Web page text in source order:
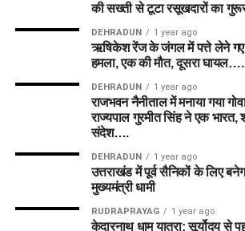
की सख्ती से टूटा रसूखदारों का
DEHRADUN 1 year ago
ऋषिकेश रेंज के जंगल में पत्ते लेने गए
हमला, एक की मौत, दूसरा घायल….
DEHRADUN 1 year ago
राजभवन नैनीताल में मनाया गया
राज्यपाल गुरमीत सिंह ने एक भारत,
संदेश….
DEHRADUN 1 year ago
उत्तराखंड में पूर्व सैनिकों के लिए
मुख्यमंत्री धामी
RUDRAPRAYAG 1 year ago
केदारनाथ धाम यात्रा: सूर्योदय से